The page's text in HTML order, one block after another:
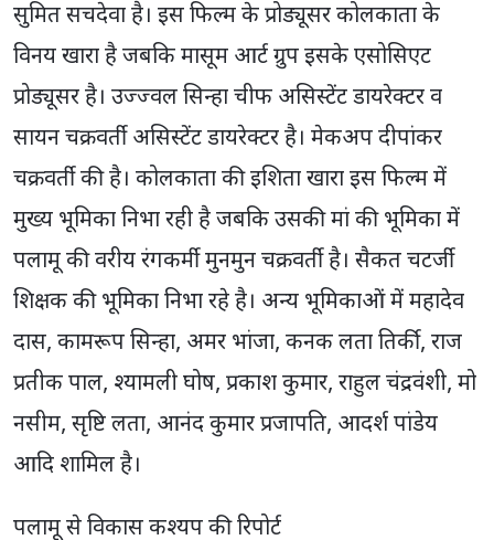
सुमित सचदेवा है। इस फिल्म के प्रोड्यूसर कोलकाता के
विनय खारा है जबकि मासूम आर्ट ग्रुप इसके एसोसिएट
प्रोड्यूसर है। उज्ज्वल सिन्हा चीफ असिस्टेंट डायरेक्टर व
सायन चक्रवर्ती असिस्टेंट डायरेक्टर है। मेकअप दीपांकर
चक्रवर्ती की है। कोलकाता की इशिता खारा इस फिल्म में
मुख्य भूमिका निभा रही है जबकि उसकी मां की भूमिका में
पलामू की वरीय रंगकर्मी मुनमुन चक्रवर्ती है। सैकत चटर्जी
शिक्षक की भूमिका निभा रहे है। अन्य भूमिकाओं में महादेव
दास, कामरूप सिन्हा, अमर भांजा, कनक लता तिर्की, राज
प्रतीक पाल, श्यामली घोष, प्रकाश कुमार, राहुल चंद्रवंशी, मो
नसीम, सृष्टि लता, आनंद कुमार प्रजापति, आदर्श पांडेय
आदि शामिल है।
पलामू से विकास कश्यप की रिपोर्ट